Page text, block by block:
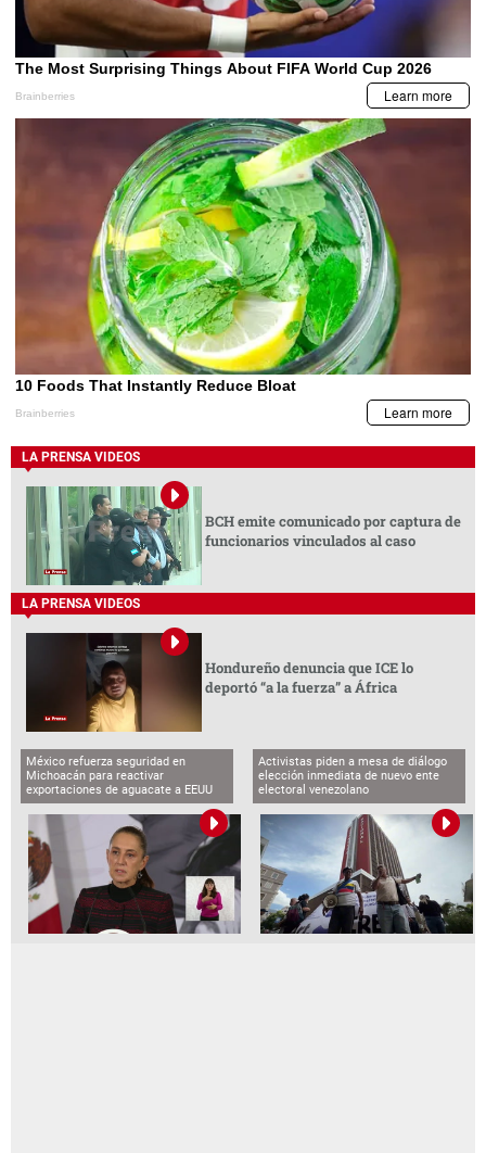
LA PRENSA VIDEOS
BCH emite comunicado por captura de
funcionarios vinculados al caso
LA PRENSA VIDEOS
Hondureño denuncia que ICE lo
deportó “a la fuerza” a África
México refuerza seguridad en
Michoacán para reactivar
exportaciones de aguacate a EEUU
Activistas piden a mesa de diálogo
elección inmediata de nuevo ente
electoral venezolano